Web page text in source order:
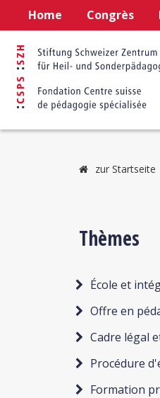
Home Congrès
zur Startseite
Thèmes
École et
Offre en
Cadre légal
Procédure
Formation